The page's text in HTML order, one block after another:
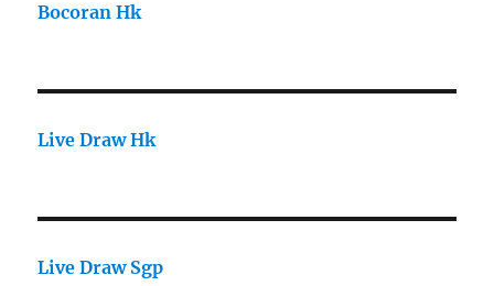
Bocoran Hk
Live Draw Hk
Live Draw Sgp